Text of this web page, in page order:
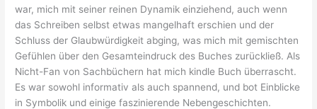
war, mich mit seiner reinen Dynamik einziehend, auch wenn
das Schreiben selbst etwas mangelhaft erschien und der
Schluss der Glaubwürdigkeit abging, was mich mit gemischten
Gefühlen über den Gesamteindruck des Buches zurückließ. Als
Nicht-Fan von Sachbüchern hat mich kindle Buch überrascht.
Es war sowohl informativ als auch spannend, und bot Einblicke
in Symbolik und einige faszinierende Nebengeschichten.